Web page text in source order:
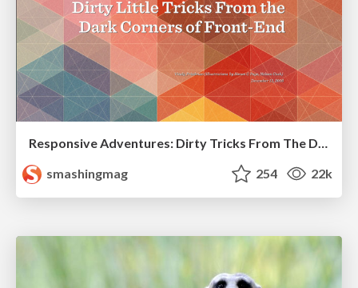
Responsive Adventures: Dirty Tricks From The Dark Corners of Front-End
smashingmag
254 22k